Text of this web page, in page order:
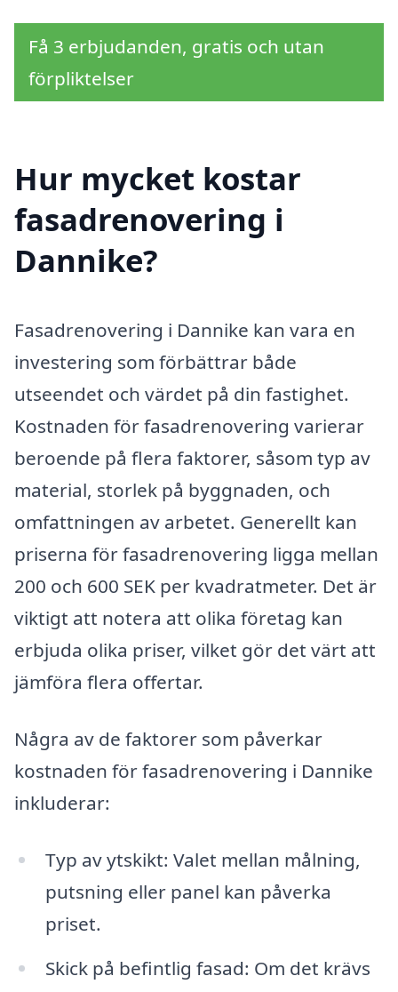
Få 3 erbjudanden, gratis och utan
förpliktelser
Hur mycket kostar
fasadrenovering i
Dannike?
Fasadrenovering i Dannike kan vara en
investering som förbättrar både
utseendet och värdet på din fastighet.
Kostnaden för fasadrenovering varierar
beroende på flera faktorer, såsom typ av
material, storlek på byggnaden, och
omfattningen av arbetet. Generellt kan
priserna för fasadrenovering ligga mellan
200 och 600 SEK per kvadratmeter. Det är
viktigt att notera att olika företag kan
erbjuda olika priser, vilket gör det värt att
jämföra flera offertar.
Några av de faktorer som påverkar
kostnaden för fasadrenovering i Dannike
inkluderar:
Typ av ytskikt: Valet mellan målning,
putsning eller panel kan påverka
priset.
Skick på befintlig fasad: Om det krävs